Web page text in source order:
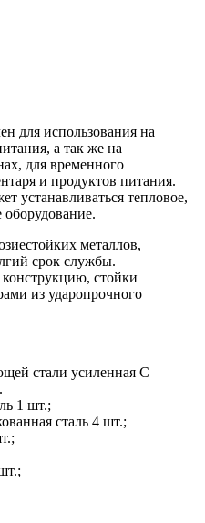
для использования на
а так же на
для временного
и продуктов питания.
устанавливаться тепловое,
оборудование.
металлов,
срок службы.
стойки
из ударопрочного
стали усиленная С
1 шт.;
сталь 4 шт.;